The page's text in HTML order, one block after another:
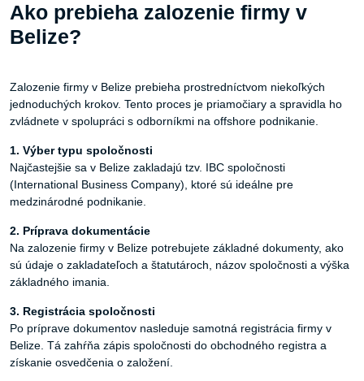
Ako prebieha zalozenie firmy v
Belize?
Zalozenie firmy v Belize prebieha prostredníctvom niekoľkých
jednoduchých krokov. Tento proces je priamočiary a spravidla ho
zvládnete v spolupráci s odborníkmi na offshore podnikanie.
1. Výber typu spoločnosti
Najčastejšie sa v Belize zakladajú tzv. IBC spoločnosti
(International Business Company), ktoré sú ideálne pre
medzinárodné podnikanie.
2. Príprava dokumentácie
Na zalozenie firmy v Belize potrebujete základné dokumenty, ako
sú údaje o zakladateľoch a štatutároch, názov spoločnosti a výška
základného imania.
3. Registrácia spoločnosti
Po príprave dokumentov nasleduje samotná registrácia firmy v
Belize. Tá zahŕňa zápis spoločnosti do obchodného registra a
získanie osvedčenia o založení.